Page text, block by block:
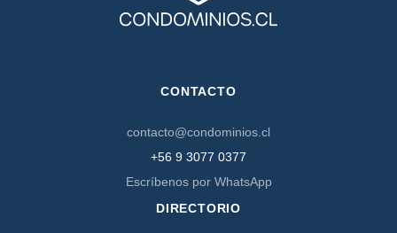
CONTACTO
contacto@condominios.cl
+56 9 3077 0377
Escríbenos por WhatsApp
DIRECTORIO